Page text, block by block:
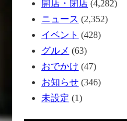
開店・閉店 (4,282)
ニュース (2,352)
イベント (428)
グルメ (63)
おでかけ (47)
お知らせ (346)
未設定 (1)